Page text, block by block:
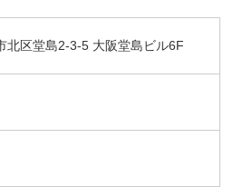
北区堂島2-3-5 大阪堂島ビル6F